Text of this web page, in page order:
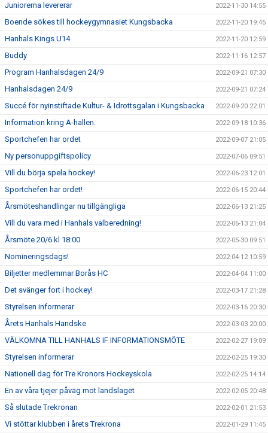
Juniorerna levererar 2022-11-30 14:55
Boende sökes till hockeygymnasiet Kungsbacka 2022-11-20 19:45
Hanhals Kings U14 2022-11-20 12:59
Buddy 2022-11-16 12:57
Program Hanhalsdagen 24/9 2022-09-21 07:30
Hanhalsdagen 24/9 2022-09-21 07:24
Succé för nyinstiftade Kultur- & Idrottsgalan i Kungsbacka 2022-09-20 22:01
Information kring A-hallen. 2022-09-18 10:36
Sportchefen har ordet 2022-09-07 21:05
Ny personuppgiftspolicy 2022-07-06 09:51
Vill du börja spela hockey! 2022-06-23 12:01
Sportchefen har ordet! 2022-06-15 20:44
Årsmöteshandlingar nu tillgängliga 2022-06-13 21:25
Vill du vara med i Hanhals valberedning! 2022-06-13 21:04
Årsmöte 20/6 kl 18:00 2022-05-30 09:51
Nomineringsdags! 2022-04-12 10:59
Biljetter medlemmar Borås HC 2022-04-04 11:00
Det svänger fort i hockey! 2022-03-17 21:28
Styrelsen informerar 2022-03-16 20:30
Årets Hanhals Handske 2022-03-03 20:00
VÄLKOMNA TILL HANHALS IF INFORMATIONSMÖTE 2022-02-27 19:09
Styrelsen informerar 2022-02-25 19:30
Nationell dag för Tre Kronors Hockeyskola 2022-02-25 14:14
En av våra tjejer påväg mot landslaget 2022-02-05 20:48
Så slutade Trekronan 2022-02-01 21:53
Vi stöttar klubben i årets Trekrona 2022-01-29 11:45